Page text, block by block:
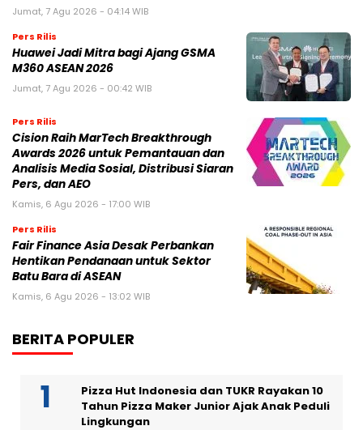
Jumat, 7 Agu 2026 - 04:14 WIB
Pers Rilis
Huawei Jadi Mitra bagi Ajang GSMA
M360 ASEAN 2026
Jumat, 7 Agu 2026 - 00:42 WIB
Pers Rilis
Cision Raih MarTech Breakthrough
Awards 2026 untuk Pemantauan dan
Analisis Media Sosial, Distribusi Siaran
Pers, dan AEO
Kamis, 6 Agu 2026 - 17:00 WIB
Pers Rilis
Fair Finance Asia Desak Perbankan
Hentikan Pendanaan untuk Sektor
Batu Bara di ASEAN
Kamis, 6 Agu 2026 - 13:02 WIB
BERITA POPULER
Pizza Hut Indonesia dan TUKR Rayakan 10
Tahun Pizza Maker Junior Ajak Anak Peduli
Lingkungan